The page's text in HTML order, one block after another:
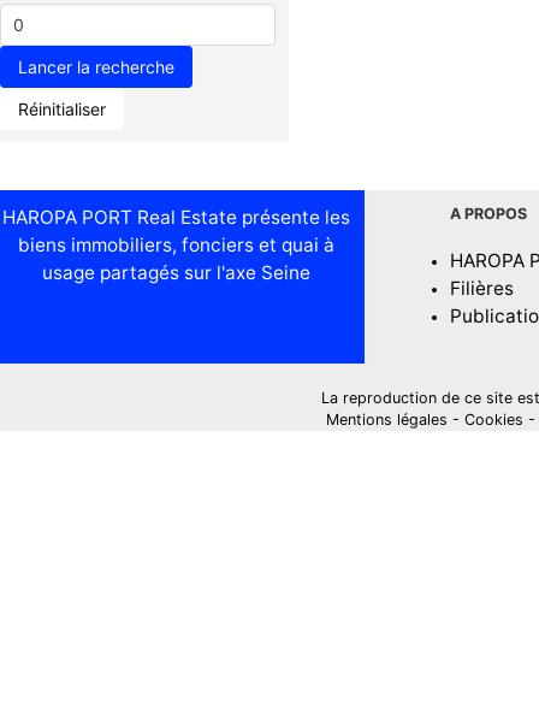
Réinitialiser
HAROPA PORT Real Estate présente les
biens immobiliers, fonciers et quai à
usage partagés sur l'axe Seine
A PROPOS
HAROPA
Filières
La reproduction de ce site
Mentions légales - Cookies -